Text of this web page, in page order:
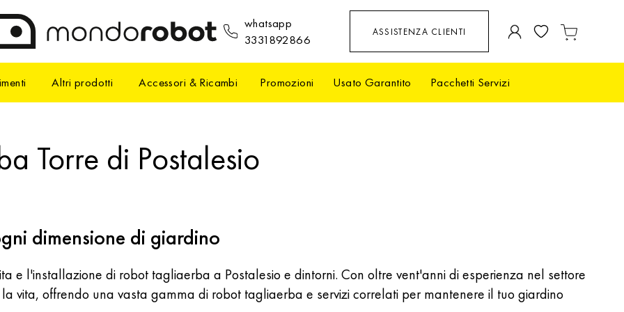
whatsapp
3331892866
ASSISTENZA CLIENTI
Salta
Carrello
Altri prodotti Accessori & Ricambi Promozioni Usato Garantito Pacchetti Servizi
Torre di Postalesio
dimensione di giardino
e l'installazione di robot tagliaerba a Postalesio e dintorni. Con oltre vent'anni di esperienza nel settore
vita, offrendo una vasta gamma di robot tagliaerba e servizi correlati per mantenere il tuo giardino